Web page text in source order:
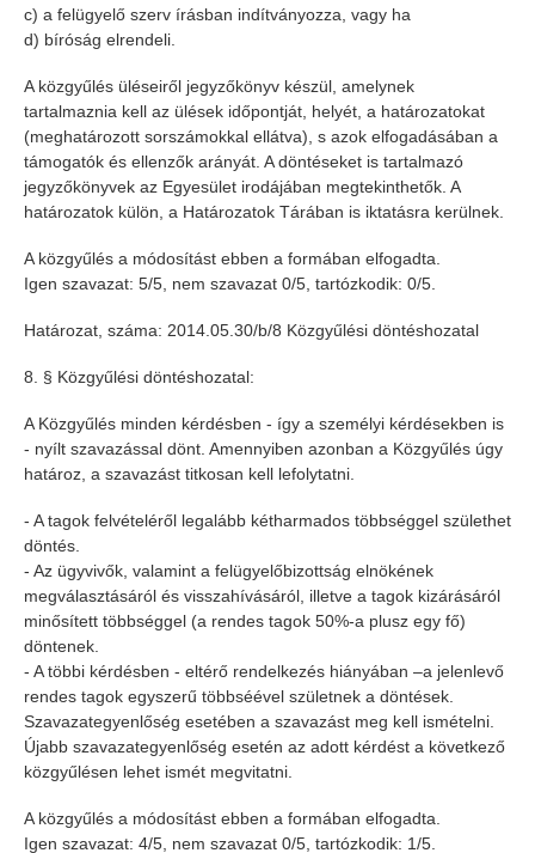
c) a felügyelő szerv írásban indítványozza, vagy ha
d) bíróság elrendeli.
A közgyűlés üléseiről jegyzőkönyv készül, amelynek
tartalmaznia kell az ülések időpontját, helyét, a határozatokat
(meghatározott sorszámokkal ellátva), s azok elfogadásában a
támogatók és ellenzők arányát. A döntéseket is tartalmazó
jegyzőkönyvek az Egyesület irodájában megtekinthetők. A
határozatok külön, a Határozatok Tárában is iktatásra kerülnek.
A közgyűlés a módosítást ebben a formában elfogadta.
Igen szavazat: 5/5, nem szavazat 0/5, tartózkodik: 0/5.
Határozat, száma: 2014.05.30/b/8 Közgyűlési döntéshozatal
8. § Közgyűlési döntéshozatal:
A Közgyűlés minden kérdésben - így a személyi kérdésekben is
- nyílt szavazással dönt. Amennyiben azonban a Közgyűlés úgy
határoz, a szavazást titkosan kell lefolytatni.
- A tagok felvételéről legalább kétharmados többséggel születhet
döntés.
- Az ügyvivők, valamint a felügyelőbizottság elnökének
megválasztásáról és visszahívásáról, illetve a tagok kizárásáról
minősített többséggel (a rendes tagok 50%-a plusz egy fő)
döntenek.
- A többi kérdésben - eltérő rendelkezés hiányában –a jelenlevő
rendes tagok egyszerű többséével születnek a döntések.
Szavazategyenlőség esetében a szavazást meg kell ismételni.
Újabb szavazategyenlőség esetén az adott kérdést a következő
közgyűlésen lehet ismét megvitatni.
A közgyűlés a módosítást ebben a formában elfogadta.
Igen szavazat: 4/5, nem szavazat 0/5, tartózkodik: 1/5.